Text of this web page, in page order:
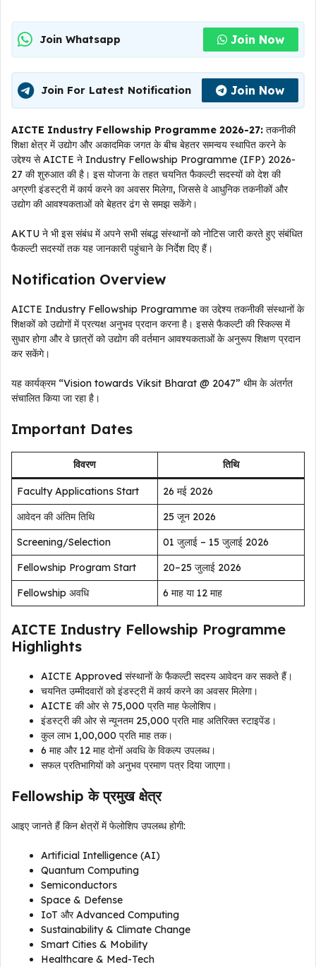
Join Whatsapp Join Now
Join For Latest Notification Join Now
AICTE Industry Fellowship Programme 2026-27: तकनीकी
शिक्षा क्षेत्र में उद्योग और अकादमिक जगत के बीच बेहतर समन्वय स्थापित करने के
उद्देश्य से AICTE ने Industry Fellowship Programme (IFP) 2026-
27 की शुरुआत की है। इस योजना के तहत चयनित फैकल्टी सदस्यों को देश की
अग्रणी इंडस्ट्री में कार्य करने का अवसर मिलेगा, जिससे वे आधुनिक तकनीकों और
उद्योग की आवश्यकताओं को बेहतर ढंग से समझ सकेंगे।
AKTU ने भी इस संबंध में अपने सभी संबद्ध संस्थानों को नोटिस जारी करते हुए संबंधित
फैकल्टी सदस्यों तक यह जानकारी पहुंचाने के निर्देश दिए हैं।
Notification Overview
AICTE Industry Fellowship Programme का उद्देश्य तकनीकी संस्थानों के
शिक्षकों को उद्योगों में प्रत्यक्ष अनुभव प्रदान करना है। इससे फैकल्टी की स्किल्स में
सुधार होगा और वे छात्रों को उद्योग की वर्तमान आवश्यकताओं के अनुरूप शिक्षण प्रदान
कर सकेंगे।
यह कार्यक्रम “Vision towards Viksit Bharat @ 2047” थीम के अंतर्गत
संचालित किया जा रहा है।
Important Dates
विवरण तिथि
Faculty Applications Start
26 मई 2026
आवेदन की अंतिम तिथि
25 जून 2026
Screening/Selection
01 जुलाई – 15 जुलाई 2026
Fellowship Program Start
20–25 जुलाई 2026
Fellowship अवधि
6 माह या 12 माह
AICTE Industry Fellowship Programme
Highlights
AICTE Approved संस्थानों के फैकल्टी सदस्य आवेदन कर सकते हैं।
चयनित उम्मीदवारों को इंडस्ट्री में कार्य करने का अवसर मिलेगा।
AICTE की ओर से ₹75,000 प्रति माह फेलोशिप।
इंडस्ट्री की ओर से न्यूनतम ₹25,000 प्रति माह अतिरिक्त स्टाइपेंड।
कुल लाभ ₹1,00,000 प्रति माह तक।
6 माह और 12 माह दोनों अवधि के विकल्प उपलब्ध।
सफल प्रतिभागियों को अनुभव प्रमाण पत्र दिया जाएगा।
Fellowship के प्रमुख क्षेत्र
आइए जानते हैं किन क्षेत्रों में फेलोशिप उपलब्ध होगी:
Artificial Intelligence (AI)
Quantum Computing
Semiconductors
Space & Defense
IoT और Advanced Computing
Sustainability & Climate Change
Smart Cities & Mobility
Healthcare & Med-Tech